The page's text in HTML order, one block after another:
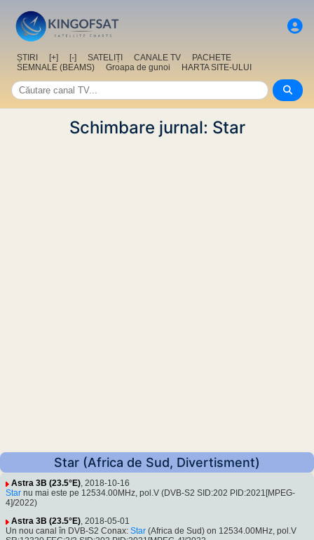
ȘTIRI [+] [-] SATELIȚI CANALE TV
PACHETE
SEMNALE (BEAMS)
Groapa de gunoi HARTA SITE-ULUI
Schimbare jurnal: Star
Star (Africa de Sud, Divertisment)
Astra 3B (23.5°E), 2018-10-16
Star nu mai este pe 12534.00MHz, pol.V (DVB-S2 SID:202 PID:2021[MPEG-
4]/2022)
Astra 3B (23.5°E), 2018-05-01
Un nou canal în DVB-S2 Conax: Star (Africa de Sud) on 12534.00MHz, pol.V